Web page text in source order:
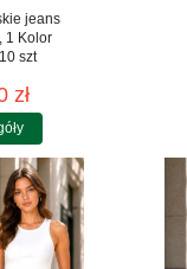
jeans
1 Kolor
szt
zł